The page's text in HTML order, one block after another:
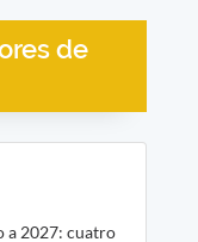
de
a 2027: cuatro